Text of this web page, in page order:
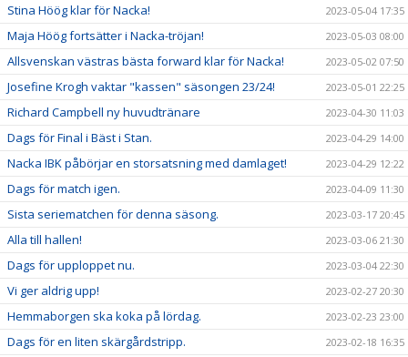
Stina Höög klar för Nacka! 2023-05-04 17:35
Maja Höög fortsätter i Nacka-tröjan! 2023-05-03 08:00
Allsvenskan västras bästa forward klar för Nacka! 2023-05-02 07:50
Josefine Krogh vaktar "kassen" säsongen 23/24! 2023-05-01 22:25
Richard Campbell ny huvudtränare 2023-04-30 11:03
Dags för Final i Bäst i Stan. 2023-04-29 14:00
Nacka IBK påbörjar en storsatsning med damlaget! 2023-04-29 12:22
Dags för match igen. 2023-04-09 11:30
Sista seriematchen för denna säsong. 2023-03-17 20:45
Alla till hallen! 2023-03-06 21:30
Dags för upploppet nu. 2023-03-04 22:30
Vi ger aldrig upp! 2023-02-27 20:30
Hemmaborgen ska koka på lördag. 2023-02-23 23:00
Dags för en liten skärgårdstripp. 2023-02-18 16:35